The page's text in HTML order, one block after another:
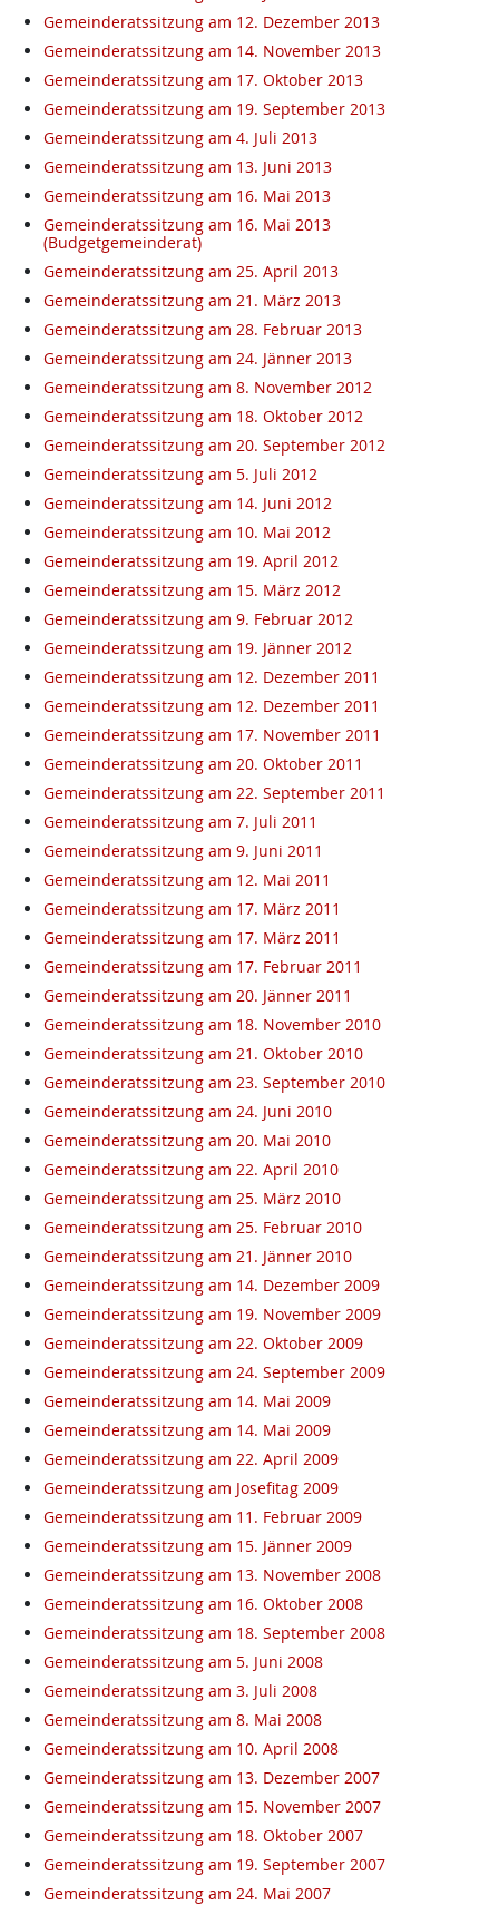
Gemeinderatssitzung am 12. Dezember 2013
Gemeinderatssitzung am 14. November 2013
Gemeinderatssitzung am 17. Oktober 2013
Gemeinderatssitzung am 19. September 2013
Gemeinderatssitzung am 4. Juli 2013
Gemeinderatssitzung am 13. Juni 2013
Gemeinderatssitzung am 16. Mai 2013
Gemeinderatssitzung am 16. Mai 2013
(Budgetgemeinderat)
Gemeinderatssitzung am 25. April 2013
Gemeinderatssitzung am 21. März 2013
Gemeinderatssitzung am 28. Februar 2013
Gemeinderatssitzung am 24. Jänner 2013
Gemeinderatssitzung am 8. November 2012
Gemeinderatssitzung am 18. Oktober 2012
Gemeinderatssitzung am 20. September 2012
Gemeinderatssitzung am 5. Juli 2012
Gemeinderatssitzung am 14. Juni 2012
Gemeinderatssitzung am 10. Mai 2012
Gemeinderatssitzung am 19. April 2012
Gemeinderatssitzung am 15. März 2012
Gemeinderatssitzung am 9. Februar 2012
Gemeinderatssitzung am 19. Jänner 2012
Gemeinderatssitzung am 12. Dezember 2011
Gemeinderatssitzung am 12. Dezember 2011
Gemeinderatssitzung am 17. November 2011
Gemeinderatssitzung am 20. Oktober 2011
Gemeinderatssitzung am 22. September 2011
Gemeinderatssitzung am 7. Juli 2011
Gemeinderatssitzung am 9. Juni 2011
Gemeinderatssitzung am 12. Mai 2011
Gemeinderatssitzung am 17. März 2011
Gemeinderatssitzung am 17. März 2011
Gemeinderatssitzung am 17. Februar 2011
Gemeinderatssitzung am 20. Jänner 2011
Gemeinderatssitzung am 18. November 2010
Gemeinderatssitzung am 21. Oktober 2010
Gemeinderatssitzung am 23. September 2010
Gemeinderatssitzung am 24. Juni 2010
Gemeinderatssitzung am 20. Mai 2010
Gemeinderatssitzung am 22. April 2010
Gemeinderatssitzung am 25. März 2010
Gemeinderatssitzung am 25. Februar 2010
Gemeinderatssitzung am 21. Jänner 2010
Gemeinderatssitzung am 14. Dezember 2009
Gemeinderatssitzung am 19. November 2009
Gemeinderatssitzung am 22. Oktober 2009
Gemeinderatssitzung am 24. September 2009
Gemeinderatssitzung am 14. Mai 2009
Gemeinderatssitzung am 14. Mai 2009
Gemeinderatssitzung am 22. April 2009
Gemeinderatssitzung am Josefitag 2009
Gemeinderatssitzung am 11. Februar 2009
Gemeinderatssitzung am 15. Jänner 2009
Gemeinderatssitzung am 13. November 2008
Gemeinderatssitzung am 16. Oktober 2008
Gemeinderatssitzung am 18. September 2008
Gemeinderatssitzung am 5. Juni 2008
Gemeinderatssitzung am 3. Juli 2008
Gemeinderatssitzung am 8. Mai 2008
Gemeinderatssitzung am 10. April 2008
Gemeinderatssitzung am 13. Dezember 2007
Gemeinderatssitzung am 15. November 2007
Gemeinderatssitzung am 18. Oktober 2007
Gemeinderatssitzung am 19. September 2007
Gemeinderatssitzung am 24. Mai 2007